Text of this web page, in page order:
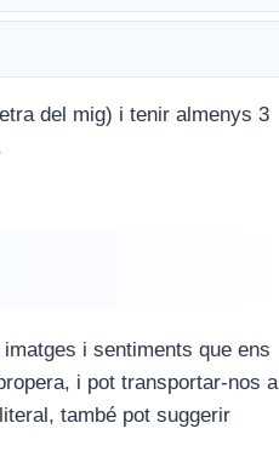
del mig) i tenir almenys 3
i sentiments que ens
i pot transportar-nos a
també pot suggerir